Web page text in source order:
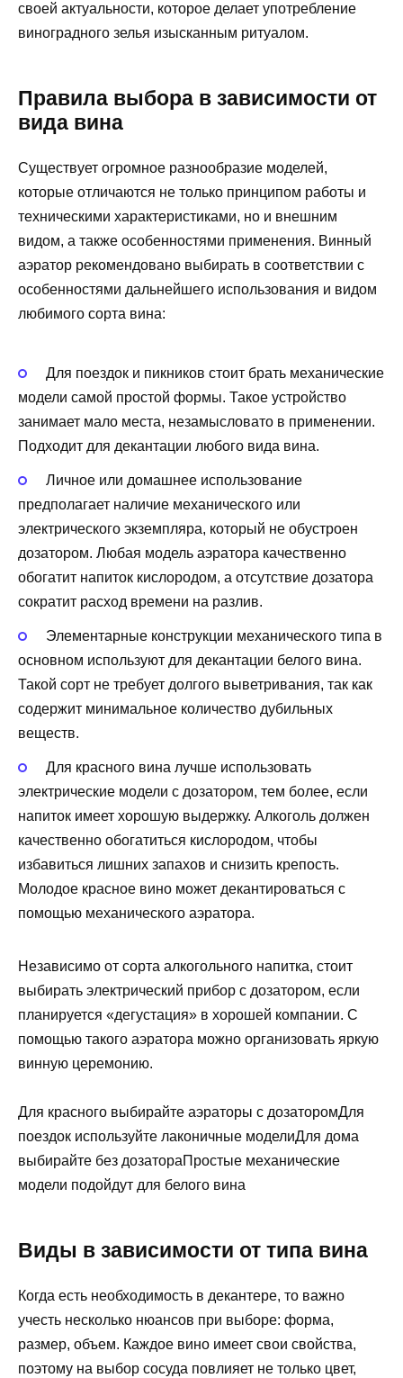
своей актуальности, которое делает употребление
виноградного зелья изысканным ритуалом.
Правила выбора в зависимости от
вида вина
Существует огромное разнообразие моделей,
которые отличаются не только принципом работы и
техническими характеристиками, но и внешним
видом, а также особенностями применения. Винный
аэратор рекомендовано выбирать в соответствии с
особенностями дальнейшего использования и видом
любимого сорта вина:
Для поездок и пикников стоит брать механические
модели самой простой формы. Такое устройство
занимает мало места, незамысловато в применении.
Подходит для декантации любого вида вина.
Личное или домашнее использование
предполагает наличие механического или
электрического экземпляра, который не обустроен
дозатором. Любая модель аэратора качественно
обогатит напиток кислородом, а отсутствие дозатора
сократит расход времени на разлив.
Элементарные конструкции механического типа в
основном используют для декантации белого вина.
Такой сорт не требует долгого выветривания, так как
содержит минимальное количество дубильных
веществ.
Для красного вина лучше использовать
электрические модели с дозатором, тем более, если
напиток имеет хорошую выдержку. Алкоголь должен
качественно обогатиться кислородом, чтобы
избавиться лишних запахов и снизить крепость.
Молодое красное вино может декантироваться с
помощью механического аэратора.
Независимо от сорта алкогольного напитка, стоит
выбирать электрический прибор с дозатором, если
планируется «дегустация» в хорошей компании. С
помощью такого аэратора можно организовать яркую
винную церемонию.
Для красного выбирайте аэраторы с дозаторомДля
поездок используйте лаконичные моделиДля дома
выбирайте без дозатораПростые механические
модели подойдут для белого вина
Виды в зависимости от типа вина
Когда есть необходимость в декантере, то важно
учесть несколько нюансов при выборе: форма,
размер, объем. Каждое вино имеет свои свойства,
поэтому на выбор сосуда повлияет не только цвет,